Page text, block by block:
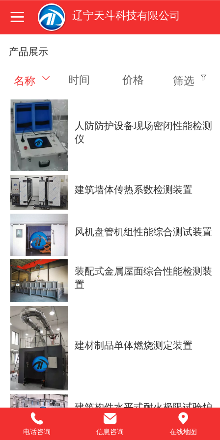
辽宁天斗科技有限公司
产品展示
名称 时间 价格 筛选
人防防护设备现场密闭性能检测
仪
建筑墙体传热系数检测装置
风机盘管机组性能综合测试装置
装配式金属屋面综合性能检测装
置
建材制品单体燃烧测定装置
建筑构件水平式耐火极限试验炉
电话咨询 信息咨询 在线地图